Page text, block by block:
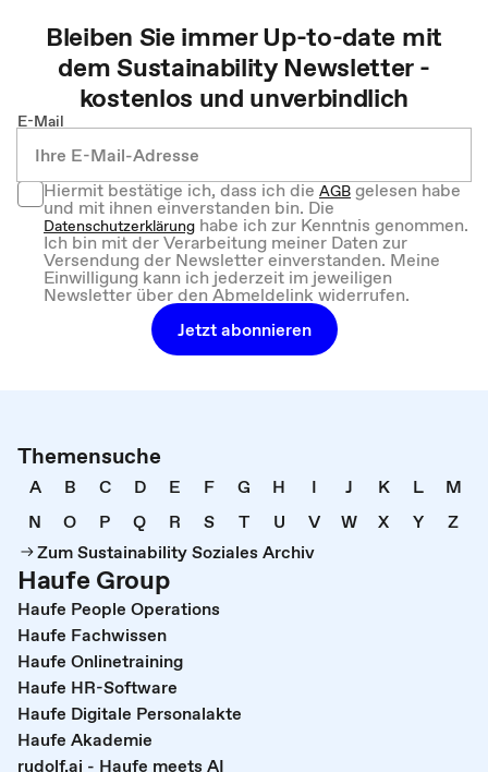
Bleiben Sie immer Up-to-date mit
demSustainability Newsletter -
kostenlos und unverbindlich
E-Mail
Hiermit bestätige ich, dass ich dieAGBgelesen habe
und mit ihnen einverstanden bin. Die
Datenschutzerklärung habe ich zur Kenntnis genommen.
Ich bin mit der Verarbeitung meiner Daten zur
Versendung der Newsletter einverstanden. Meine
Einwilligung kann ich jederzeit im jeweiligen
Newsletter über den Abmeldelink widerrufen.
Jetzt abonnieren
Themensuche
A B C D E F G H I J K L
M
N
O P Q R S T U V W X Y
Z
Zum Sustainability Soziales Archiv
Haufe Group
Haufe People Operations
Haufe Fachwissen
Haufe Onlinetraining
Haufe HR-Software
Haufe Digitale Personalakte
Haufe Akademie
rudolf.ai - Haufe meets AI